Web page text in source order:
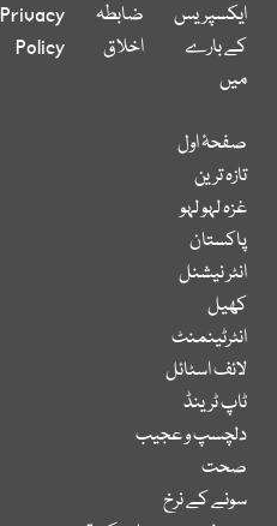
ایکسپریس
کے بارے
میں
ضابطہ
اخلاق
Privacy
Policy
صفحۂ اول
تازہ ترین
غزہ لہو لہو
پاکستان
انٹر نیشنل
کھیل
انٹرٹینمنٹ
لائف اسٹائل
ٹاپ ٹرینڈ
دلچسپ و عجیب
صحت
سونے کے نرخ